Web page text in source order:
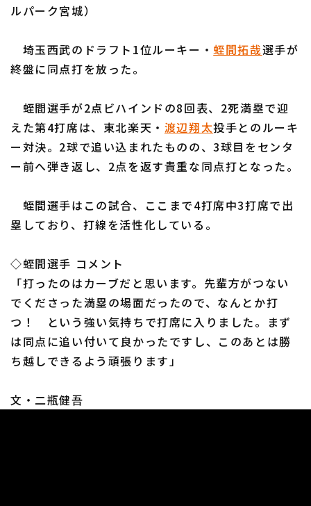
ファーム西地区
東北楽天ゴールデンイーグルス
埼玉西武ライオンズ
オリックス・バファローズ
福岡ソフトバンクホークス
設定
利用規約 プライバシーポリシー
特定商取引法の表示 アルバイト募集（別ウィンドウで開く
ルパーク宮城）
埼玉西武のドラフト1位ルーキー・蛭間拓哉選手が
終盤に同点打を放った。
蛭間選手が2点ビハインドの8回表、2死満塁で迎
えた第4打席は、東北楽天・ 渡辺翔太投手とのルーキ
ー対決。2球で追い込まれたものの、3球目をセンタ
ー前へ弾き返し、2点を返す貴重な同点打となった。
蛭間選手はこの試合、ここまで4打席中3打席で出
塁しており、打線を活性化している。
◇蛭間選手 コメント
「打ったのはカーブだと思います。先輩方がつない
でくださった満塁の場面だったので、なんとか打
つ！ という強い気持ちで打席に入りました。まず
は同点に追い付いて良かったですし、このあとは勝
ち越しできるよう頑張ります」
文・二瓶健吾